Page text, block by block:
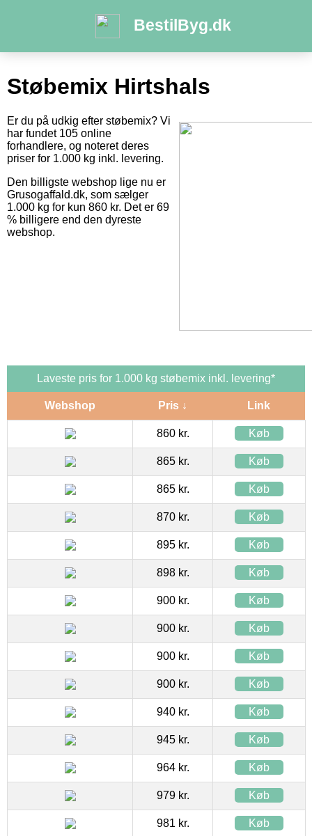
BestilByg.dk
Støbemix Hirtshals
Er du på udkig efter støbemix? Vi
har fundet 105 online
forhandlere, og noteret deres
priser for 1.000 kg inkl. levering.
Den billigste webshop lige nu er
Grusogaffald.dk, som sælger
1.000 kg for kun 860 kr. Det er 69
% billigere end den dyreste
webshop.
Laveste pris for 1.000 kg støbemix inkl. levering*
Webshop Pris ↓ Link
860 kr. Køb
865 kr. Køb
865 kr. Køb
870 kr. Køb
895 kr. Køb
898 kr. Køb
900 kr. Køb
900 kr. Køb
900 kr. Køb
900 kr. Køb
940 kr. Køb
945 kr. Køb
964 kr. Køb
979 kr. Køb
981 kr. Køb